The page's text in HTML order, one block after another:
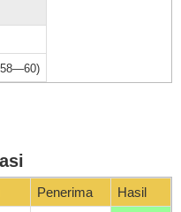
58—60)
Penerima Hasil